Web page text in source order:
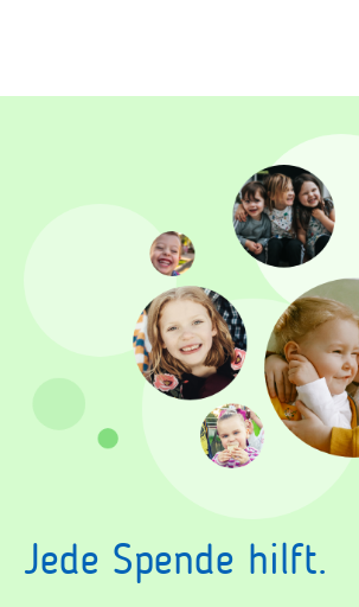
Jede Spende hilft.